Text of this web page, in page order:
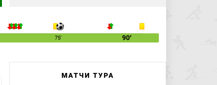
игра продолжается.
04:16 Спокойно комбинируют игроки "Ливерпуля" на своей
половине поля и в центральном круге - на правах хозяев
09:12 Шкртел наступил на ногу Кебе, и "орлы" пробьют
75′ 90′
МАТЧИ ТУРА